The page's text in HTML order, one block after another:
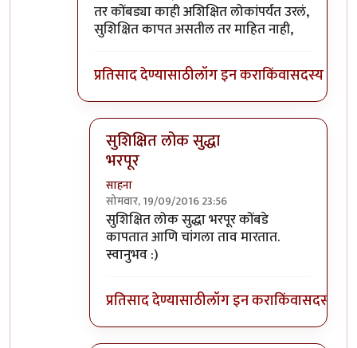
तर कोंबड्या काही अशिक्षित लोकांपर्यंत उरलं,
सुशिक्षित कापत असतील तर माहित नाही,
प्रतिसाद देण्यासाठीलॉग इन कराकिंवासदस्य व्हा
सुशिक्षित लोक सुद्धा
भरपूर
साहना
सोमवार, 19/09/2016 23:56
In reply toफरक आहे थोडा, बकरे सर्व समाज
सुशिक्षित लोक सुद्धा भरपूर कोंबडे
कापतात आणि चांगला ताव मारतात.
स्वानुभव :)
प्रतिसाद देण्यासाठीलॉग इन कराकिंवासदस्य व्हा